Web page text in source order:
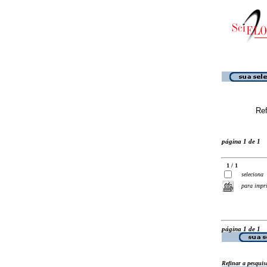
página 1 de 1
1 / 1
seleciona
para
página 1 de 1
Refinar a